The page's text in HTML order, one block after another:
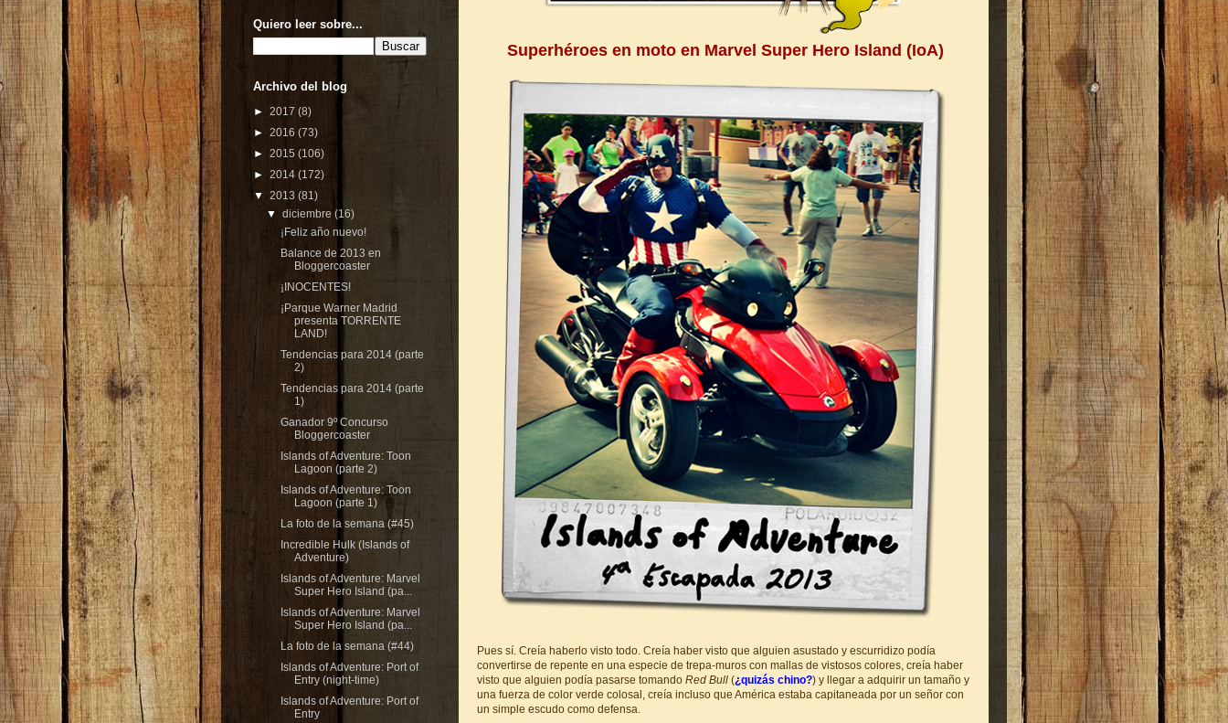
Superhéroes en moto en Marvel Super Hero Island (IoA)
Pues sí. Creía haberlo visto todo. Creía haber visto que alguien asustado y escurridizo podía
convertirse de repente en una especie de trepa-muros con mallas de vistosos colores, creía haber
visto que alguien podía pasarse tomando Red Bull (¿quizás chino?) y llegar a adquirir un tamaño y
una fuerza de color verde colosal, creía incluso que América estaba capitaneada por un señor con
un simple escudo como defensa.
Quiero leer sobre...
Archivo del blog
► 2017 (8)
► 2016 (73)
► 2015 (106)
► 2014 (172)
▼ 2013 (81)
▼diciembre(16)
¡Feliz año nuevo!
Balance de 2013 en
Bloggercoaster
¡INOCENTES!
¡Parque Warner Madrid
presenta TORRENTE
LAND!
Tendencias para 2014 (parte
2)
Tendencias para 2014 (parte
1)
Ganador 9º Concurso
Bloggercoaster
Islands of Adventure: Toon
Lagoon (parte 2)
Islands of Adventure: Toon
Lagoon (parte 1)
La foto de la semana (#45)
Incredible Hulk (Islands of
Adventure)
Islands of Adventure: Marvel
Super Hero Island (pa...
Islands of Adventure: Marvel
Super Hero Island (pa...
La foto de la semana (#44)
Islands of Adventure: Port of
Entry (night-time)
Islands of Adventure: Port of
Entry